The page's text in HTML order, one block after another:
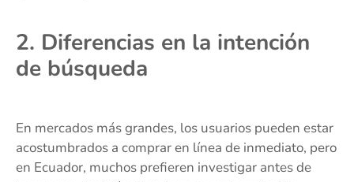
2. Diferencias en la intención
de búsqueda
En mercados más grandes, los usuarios pueden estar
acostumbrados a comprar en línea de inmediato, pero
en Ecuador, muchos prefieren investigar antes de